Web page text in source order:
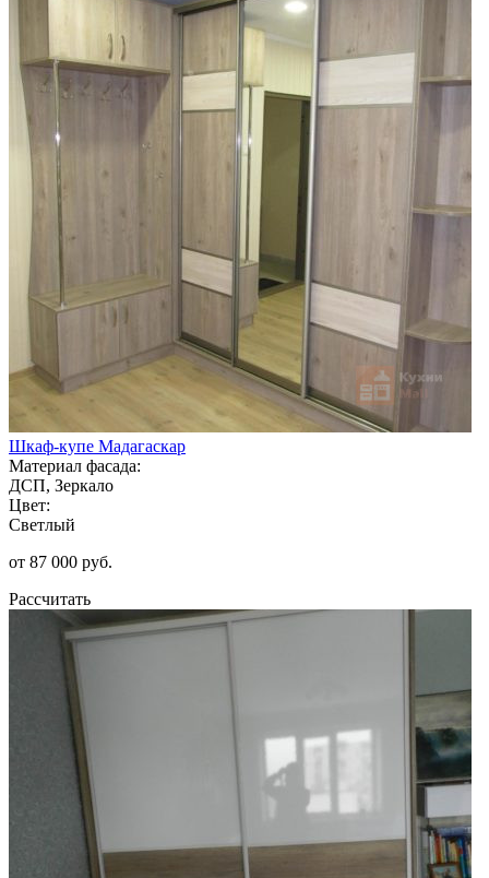
Шкаф-купе Мадагаскар
Материал фасада:
ДСП, Зеркало
Цвет:
Светлый
от 87 000 руб.
Рассчитать